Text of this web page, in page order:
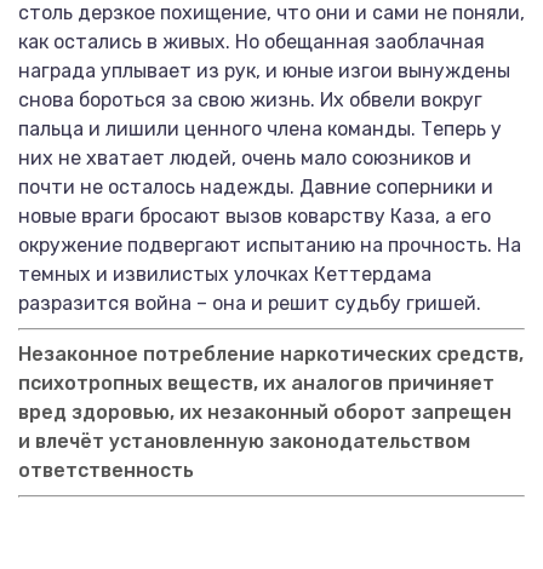
столь дерзкое похищение, что они и сами не поняли,
как остались в живых. Но обещанная заоблачная
награда уплывает из рук, и юные изгои вынуждены
снова бороться за свою жизнь. Их обвели вокруг
пальца и лишили ценного члена команды. Теперь у
них не хватает людей, очень мало союзников и
почти не осталось надежды. Давние соперники и
новые враги бросают вызов коварству Каза, а его
окружение подвергают испытанию на прочность. На
темных и извилистых улочках Кеттердама
разразится война – она и решит судьбу гришей.
Незаконное потребление наркотических средств,
психотропных веществ, их аналогов причиняет
вред здоровью, их незаконный оборот запрещен
и влечёт установленную законодательством
ответственность